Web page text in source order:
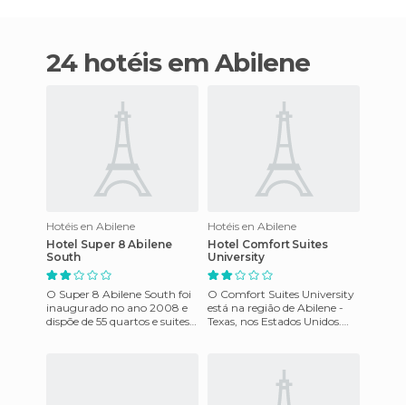
24 hotéis em Abilene
Hotéis en Abilene
Hotel Super 8 Abilene
South
O Super 8 Abilene South foi
inaugurado no ano 2008 e
dispõe de 55 quartos e suites.
Hotéis en Abilene
Hotel Comfort Suites
University
O Comfort Suites University
está na região de Abilene -
Texas, nos Estados Unidos.